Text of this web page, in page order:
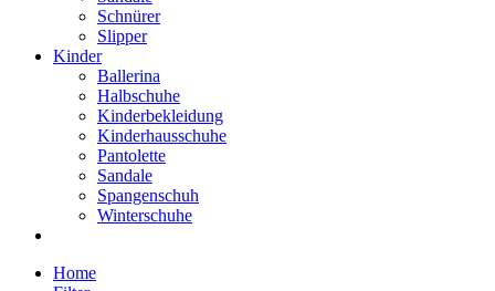
Schnürer
Slipper
Kinder
Ballerina
Halbschuhe
Kinderbekleidung
Kinderhausschuhe
Pantolette
Sandale
Spangenschuh
Winterschuhe
Home